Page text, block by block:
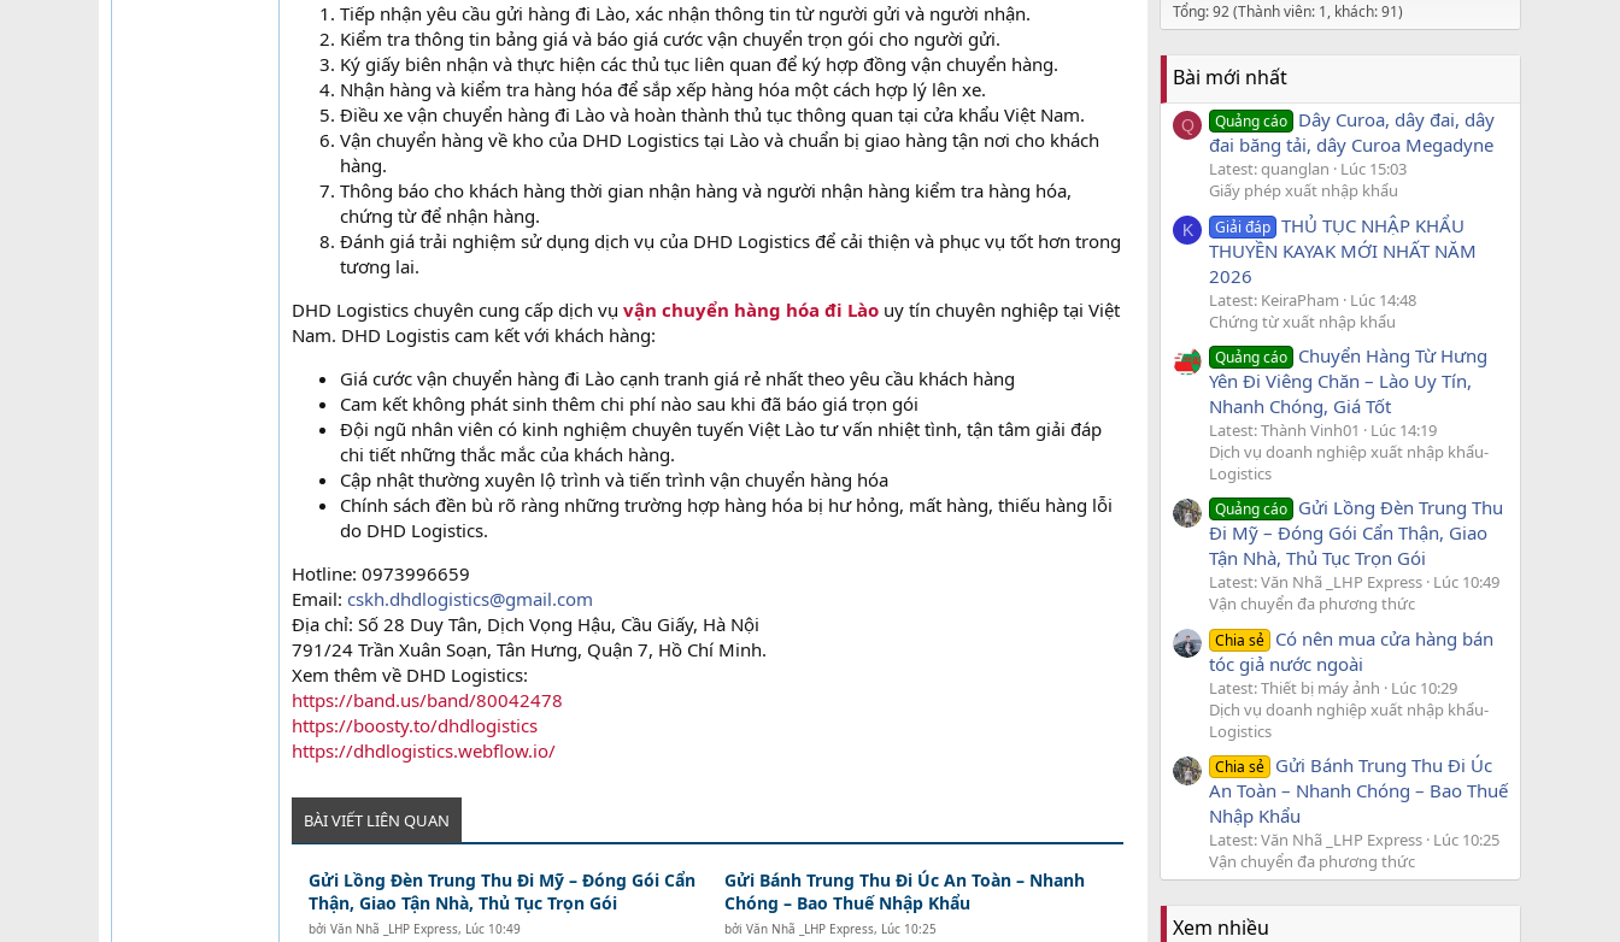
Tiếp nhận yêu cầu gửi hàng đi Lào, xác nhận thông tin từ người gửi và người nhận.
Kiểm tra thông tin bảng giá và báo giá cước vận chuyển trọn gói cho người gửi.
Ký giấy biên nhận và thực hiện các thủ tục liên quan để ký hợp đồng vận chuyển hàng.
Nhận hàng và kiểm tra hàng hóa để sắp xếp hàng hóa một cách hợp lý lên xe.
Điều xe vận chuyển hàng đi Lào và hoàn thành thủ tục thông quan tại cửa khẩu Việt Nam.
Vận chuyển hàng về kho của DHD Logistics tại Lào và chuẩn bị giao hàng tận nơi cho khách
hàng.
Thông báo cho khách hàng thời gian nhận hàng và người nhận hàng kiểm tra hàng hóa,
chứng từ để nhận hàng.
Đánh giá trải nghiệm sử dụng dịch vụ của DHD Logistics để cải thiện và phục vụ tốt hơn trong
tương lai.
DHD Logistics chuyên cung cấp dịch vụ vận chuyển hàng hóa đi Lào uy tín chuyên nghiệp tại Việt
Nam. DHD Logistis cam kết với khách hàng:
Giá cước vận chuyển hàng đi Lào cạnh tranh giá rẻ nhất theo yêu cầu khách hàng
Cam kết không phát sinh thêm chi phí nào sau khi đã báo giá trọn gói
Đội ngũ nhân viên có kinh nghiệm chuyên tuyến Việt Lào tư vấn nhiệt tình, tận tâm giải đáp
chi tiết những thắc mắc của khách hàng.
Cập nhật thường xuyên lộ trình và tiến trình vận chuyển hàng hóa
Chính sách đền bù rõ ràng những trường hợp hàng hóa bị hư hỏng, mất hàng, thiếu hàng lỗi
do DHD Logistics.
Hotline: 0973996659
Email: cskh.dhdlogistics@gmail.com
Địa chỉ: Số 28 Duy Tân, Dịch Vọng Hậu, Cầu Giấy, Hà Nội
791/24 Trần Xuân Soạn, Tân Hưng, Quận 7, Hồ Chí Minh.
Xem thêm về DHD Logistics:
https://band.us/band/80042478
https://boosty.to/dhdlogistics
https://dhdlogistics.webflow.io/
BÀI VIẾT LIÊN QUAN
Gửi Lồng Đèn Trung Thu Đi Mỹ – Đóng Gói Cẩn
Thận, Giao Tận Nhà, Thủ Tục Trọn Gói
bởi Văn Nhã _LHP Express, Lúc 10:49
Gửi Bánh Trung Thu Đi Úc An Toàn – Nhanh
Chóng – Bao Thuế Nhập Khẩu
bởi Văn Nhã _LHP Express, Lúc 10:25
Tổng: 92 (Thành viên: 1, khách: 91)
Bài mới nhất
Q Quảng cáo Dây Curoa, dây đai, dây
đai băng tải, dây Curoa Megadyne
Latest: quanglan
Lúc 15:03
Giấy phép xuất nhập khẩu
K Giải đáp THỦ TỤC NHẬP KHẨU
THUYỀN KAYAK MỚI NHẤT NĂM
2026
Latest: KeiraPham
Lúc 14:48
Chứng từ xuất nhập khẩu
Quảng cáo Chuyển Hàng Từ Hưng
Yên Đi Viêng Chăn – Lào Uy Tín,
Nhanh Chóng, Giá Tốt
Latest: Thành Vinh01
Lúc 14:19
Dịch vụ doanh nghiệp xuất nhập khẩu-
Logistics
Quảng cáo Gửi Lồng Đèn Trung Thu
Đi Mỹ – Đóng Gói Cẩn Thận, Giao
Tận Nhà, Thủ Tục Trọn Gói
Latest: Văn Nhã _LHP Express Lúc 10:49
Vận chuyển đa phương thức
Chia sẻ Có nên mua cửa hàng bán
tóc giả nước ngoài
Latest: Thiết bị máy ảnh
Lúc 10:29
Dịch vụ doanh nghiệp xuất nhập khẩu-
Logistics
Chia sẻ Gửi Bánh Trung Thu Đi Úc
An Toàn – Nhanh Chóng – Bao Thuế
Nhập Khẩu
Latest: Văn Nhã _LHP Express Lúc 10:25
Vận chuyển đa phương thức
Xem nhiều